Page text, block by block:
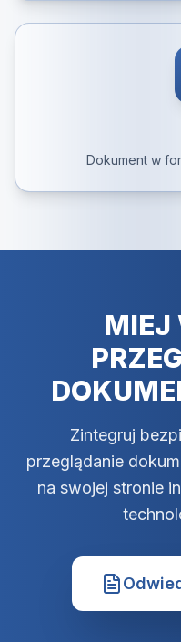
Dokument w
MIEJ
Zintegruj
przeglądanie
na swojej stronie